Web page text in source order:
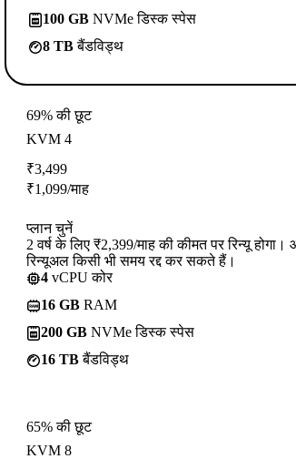
100 GB NVMe डिस्क स्पेस
8 TBबैंडविड्थ
69% की छूट
KVM 4
₹3,499
₹1,099/माह
प्लान चुनें
2 वर्ष के लिए ₹2,399/माह की कीमत पर रिन्यू होगा।
रिन्यूअल किसी भी समय रद्द कर सकते हैं।
4 vCPU कोर
16 GB RAM
200 GB NVMe डिस्क स्पेस
16 TBबैंडविड्थ
65% की छूट
KVM 8